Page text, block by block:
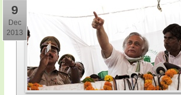
9
Dec
2013